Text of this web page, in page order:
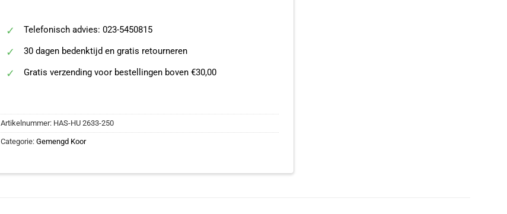
Telefonisch advies: 023-5450815
30 dagen bedenktijd en gratis retourneren
Gratis verzending voor bestellingen boven €30,00
Artikelnummer: HAS-HU 2633-250
Categorie: Gemengd Koor